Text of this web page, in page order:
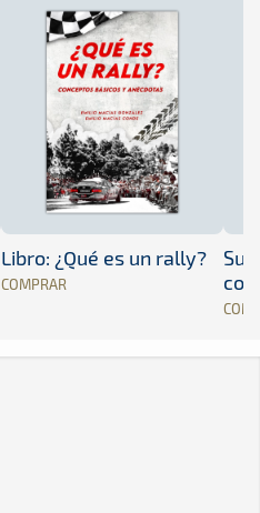
Libro: ¿Qué es un rally?
COMPRAR